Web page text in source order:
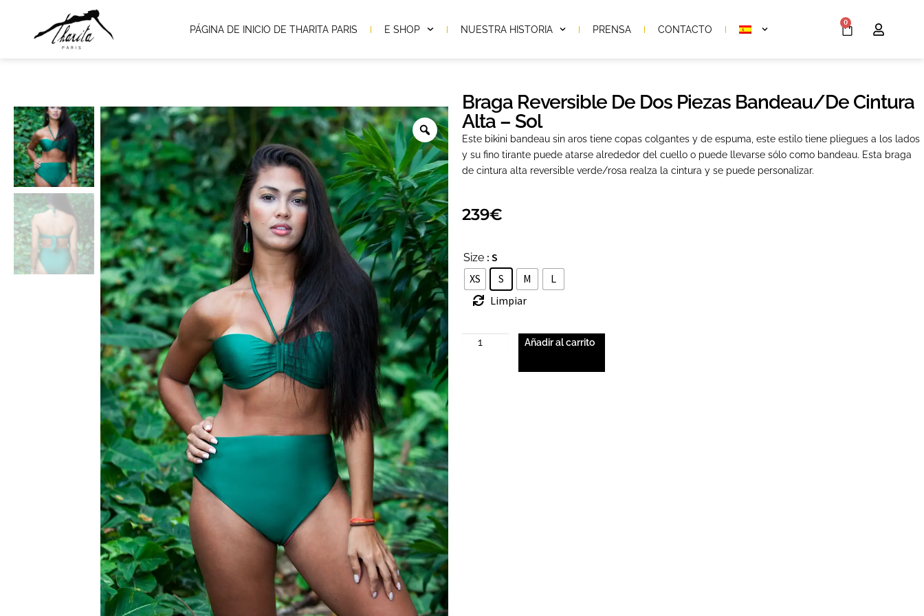
PÁGINA DE INICIO DE THARITA PARIS E SHOP NUESTRA HISTORIA PRENSA CONTACTO
0
Braga Reversible De Dos Piezas Bandeau/de Cintura
Alta – Sol
Este bikini bandeau sin aros tiene copas colgantes y de espuma, este estilo tiene pliegues a los lados
y su fino tirante puede atarse alrededor del cuello o puede llevarse sólo como bandeau. Esta braga
de cintura alta reversible verde/rosa realza la cintura y se puede personalizar.
239€
Size : S
XS
S M
L
Limpiar
Añadir al carrito